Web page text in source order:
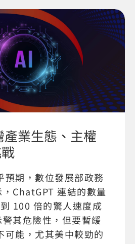
產業生態、主權
預期，數位發展部政務
ChatGPT 連結的數量
100 倍的驚人速度成
其危險性，但要暫緩
可能，尤其美中較勁的